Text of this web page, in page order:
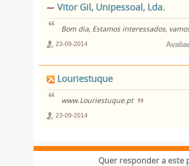
Vitor Gil, Unipessoal, Lda.
Bom dia, Estamos interessados,
23-09-2014
Louriestuque
www.Louriestuque.pt
23-09-2014
Quer responder a este